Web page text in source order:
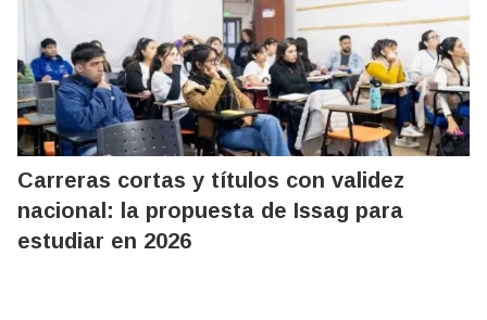
Carreras cortas y títulos con validez
nacional: la propuesta de Issag para
estudiar en 2026